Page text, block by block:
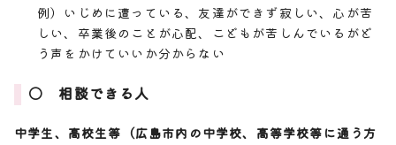
例）いじめに遭っている、友達ができず寂しい、心が苦
しい、卒業後のことが心配、こどもが苦しんでいるがど
う声をかけていいか分からない
〇 相談できる人
中学生、高校生等（広島市内の中学校、高等学校等に通う方